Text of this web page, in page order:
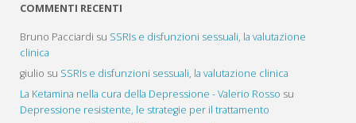
COMMENTI RECENTI
Bruno Pacciardi su SSRIs e disfunzioni sessuali, la valutazione
clinica
giulio su SSRIs e disfunzioni sessuali, la valutazione clinica
La Ketamina nella cura della Depressione - Valerio Rosso su
Depressione resistente, le strategie per il trattamento